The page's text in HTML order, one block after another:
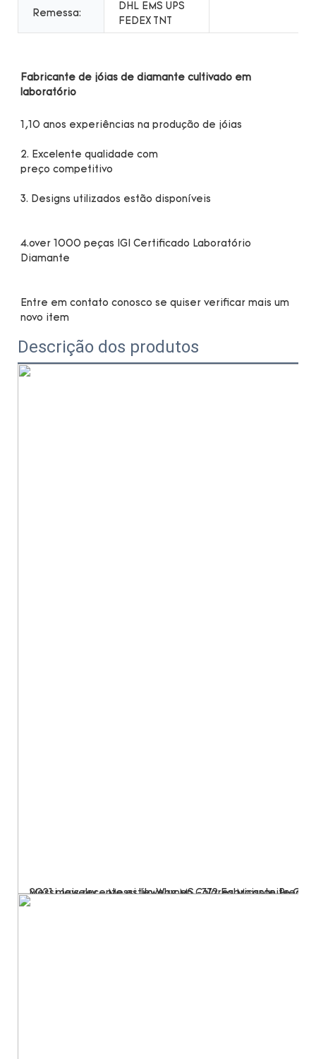
Remessa:
DHL EMS UPS
FEDEX TNT
Fabricante de jóias de diamante cultivado em
4.over 1000 peças IGI Certificado Laboratório
Entre em contato conosco se quiser verificar mais um
Descrição dos produtos